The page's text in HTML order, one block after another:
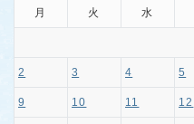
月 火 水
2 3 4 5
9 10 11 12